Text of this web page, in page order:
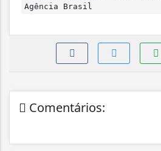
Agência Brasil
Comentários: